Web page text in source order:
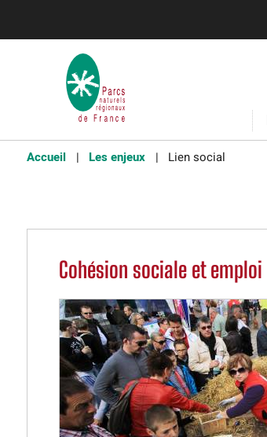
Accueil Les enjeux Lien social
Cohésion sociale et emploi